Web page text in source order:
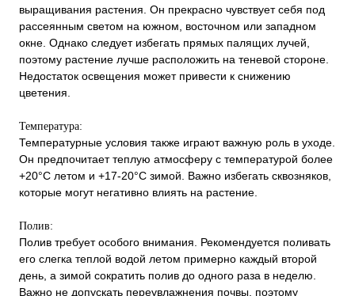
выращивания растения. Он прекрасно чувствует себя под
рассеянным светом на южном, восточном или западном
окне. Однако следует избегать прямых палящих лучей,
поэтому растение лучше расположить на теневой стороне.
Недостаток освещения может привести к снижению
цветения.
Температура:
Температурные условия также играют важную роль в уходе.
Он предпочитает теплую атмосферу с температурой более
+20°C летом и +17-20°C зимой. Важно избегать сквозняков,
которые могут негативно влиять на растение.
Полив:
Полив требует особого внимания. Рекомендуется поливать
его слегка теплой водой летом примерно каждый второй
день, а зимой сократить полив до одного раза в неделю.
Важно не допускать переувлажнения почвы, поэтому